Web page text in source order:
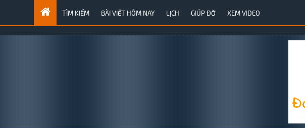
TÌM KIẾM BÀI VIẾT HÔM NAY LỊCH GIÚP ĐỠ XEM VIDEO